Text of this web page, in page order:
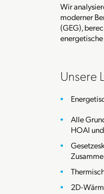
Wir
moderner
(GEG),
Unsere
Alle
HOAI
2D-